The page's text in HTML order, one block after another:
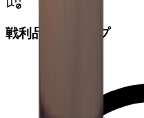
戦利品箱ドロップ